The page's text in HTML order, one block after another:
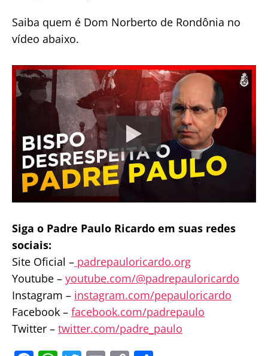
Saiba quem é Dom Norberto de Rondônia no
vídeo abaixo.
Siga o Padre Paulo Ricardo em suas redes
sociais:
Site Oficial – padrepauloricardo.org
Youtube – youtube.com/@padrepauloricardo
Instagram – instagram.com/pepauloricardo
Facebook – facebook.com/padrepaulo
Twitter – twitter.com/padre_paulo